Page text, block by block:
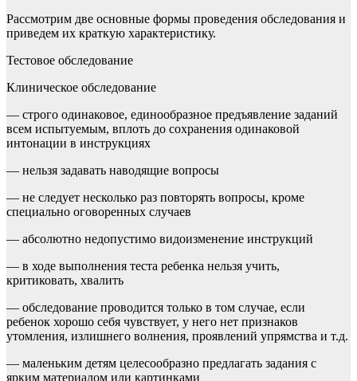
Рассмотрим две основные формы проведения обследования и
приведем их краткую характеристику.
Тестовое обследование
Клиническое обследование
— строго одинаковое, единообразное предъявление заданий
всем испытуемым, вплоть до сохранения одинаковой
интонации в инструкциях
— нельзя задавать наводящие вопросы
— не следует несколько раз повторять вопросы, кроме
специально оговоренных случаев
— абсолютно недопустимо видоизменение инструкций
— в ходе выполнения теста ребенка нельзя учить,
критиковать, хвалить
— обследование проводится только в том случае, если
ребенок хорошо себя чувствует, у него нет признаков
утомления, излишнего волнения, проявлений упрямства и т.д.
— маленьким детям целесообразно предлагать задания с
ярким материалом или картинками